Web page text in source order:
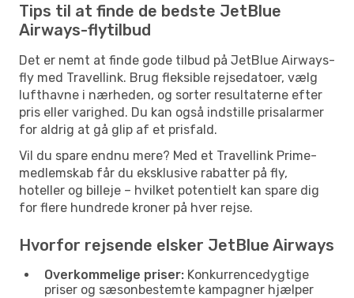
Tips til at finde de bedste JetBlue
Airways-flytilbud
Det er nemt at finde gode tilbud på JetBlue Airways-
fly med Travellink. Brug fleksible rejsedatoer, vælg
lufthavne i nærheden, og sorter resultaterne efter
pris eller varighed. Du kan også indstille prisalarmer
for aldrig at gå glip af et prisfald.
Vil du spare endnu mere? Med et Travellink Prime-
medlemskab får du eksklusive rabatter på fly,
hoteller og billeje – hvilket potentielt kan spare dig
for flere hundrede kroner på hver rejse.
Hvorfor rejsende elsker JetBlue Airways
Overkommelige priser: Konkurrencedygtige
priser og sæsonbestemte kampagner hjælper